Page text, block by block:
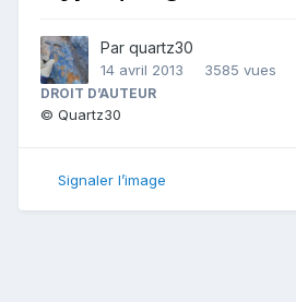
Par quartz30
14 avril 2013 3585 vues
DROIT D’AUTEUR
© Quartz30
Signaler l’image